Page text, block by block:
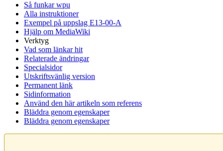
Så funkar wpu
Alla instruktioner
Exempel på uppslag E13-00-A
Hjälp om MediaWiki
Verktyg
Vad som länkar hit
Relaterade ändringar
Specialsidor
Utskriftsvänlig version
Permanent länk
Sidinformation
Använd den här artikeln som referens
Bläddra genom egenskaper
Bläddra genom egenskaper